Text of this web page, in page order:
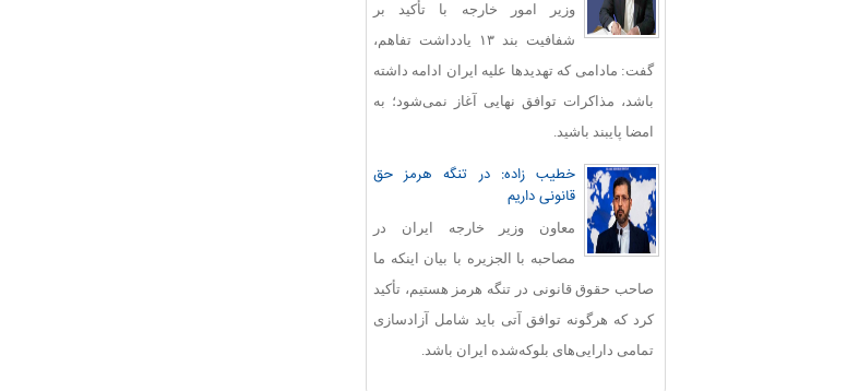
وزیر امور خارجه با تأکید بر
شفافیت بند ۱۳ یادداشت تفاهم،
گفت: مادامی که تهدیدها علیه ایران ادامه داشته
باشد، مذاکرات توافق نهایی آغاز نمی‌شود؛ به
امضا پایبند باشید.
خطیب زاده: در تنگه هرمز حق
قانونی داریم
معاون وزیر خارجه ایران در
مصاحبه با الجزیره با بیان اینکه ما
صاحب حقوق قانونی در تنگه هرمز هستیم، تأکید
کرد که هرگونه توافق آتی باید شامل آزادسازی
تمامی دارایی‌های بلوکه‌شده ایران باشد.